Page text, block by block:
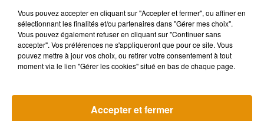
Madonna sort enfin le remix de « Love
Sensation » avec Kylie Minogue
Angèle et
collaboration
+ DE MUSIQUE
Vous pouvez accepter en cliquant sur "Accepter et fermer", ou affiner en
sélectionnant les finalités et/ou partenaires dans "Gérer mes choix".
Vous pouvez également refuser en cliquant sur "Continuer sans
accepter". Vos préférences ne s'appliqueront que pour ce site. Vous
pouvez mettre à jour vos choix, ou retirer votre consentement à tout
moment via le lien "Gérer les cookies" situé en bas de chaque page.
Accepter et fermer